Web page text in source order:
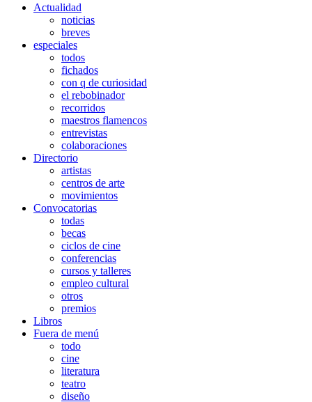
Actualidad
noticias
breves
especiales
todos
fichados
con q de curiosidad
el rebobinador
recorridos
maestros flamencos
entrevistas
colaboraciones
Directorio
artistas
centros de arte
movimientos
Convocatorias
todas
becas
ciclos de cine
conferencias
cursos y talleres
empleo cultural
otros
premios
Libros
Fuera de menú
todo
cine
literatura
teatro
diseño